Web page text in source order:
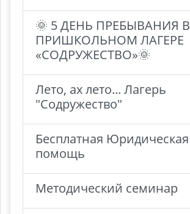
🌞 5 ДЕНЬ ПРЕБЫВАНИЯ В
ПРИШКОЛЬНОМ ЛАГЕРЕ
«СОДРУЖЕСТВО»🌞
Лето, ах лето... Лагерь
"Содружество"
Бесплатная Юридическая
помощь
Методический семинар